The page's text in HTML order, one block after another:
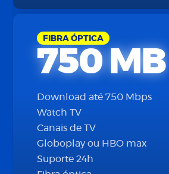
FIBRA ÓPTICA
750 MB
Download até 750 Mbps
Watch TV
Canais de TV
Globoplay ou HBO max
Suporte 24h